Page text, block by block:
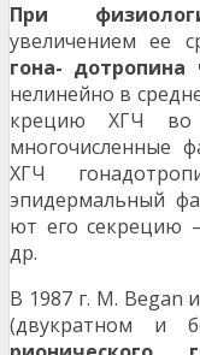
При
увеличением ее
гона-
нелинейно в
крецию ХГЧ во
многочисленные
ХГЧ
эпидермальный
ют его секрецию
др.
В 1987 г. М. Began
(двукратном и